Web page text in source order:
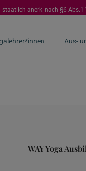
anerk. nach §6 Abs.1
Aus-
WAY Yoga